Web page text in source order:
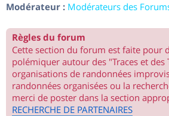
Modérateur : Modérateurs des
Règles du forum
Cette section du forum est faite pour
polémiquer autour des "Traces et des
organisations de randonnées
randonnées organisées ou la
merci de poster dans la section
RECHERCHE DE PARTENAIRES